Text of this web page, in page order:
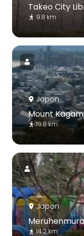
Takeo City
9.8 km
Japon
Mount
19.8 km
Japon
Meruhenmura
14.2 km